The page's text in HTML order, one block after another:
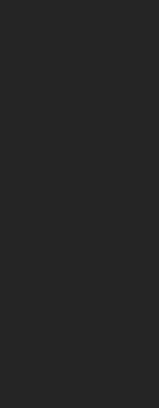
de
Com
foram
de
com